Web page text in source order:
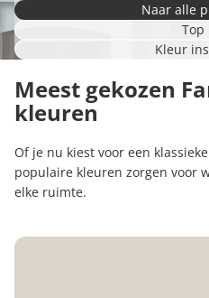
Naar alle
Top
Kleur
Meest gekozen
kleuren
Of je nu kiest voor een
populaire kleuren zorgen voor
elke ruimte.
Farrow & Ball Skimming Stone